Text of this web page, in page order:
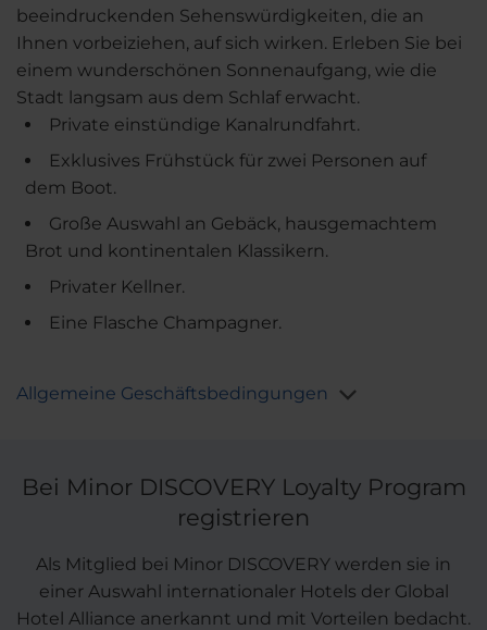
beeindruckenden Sehenswürdigkeiten, die an
Ihnen vorbeiziehen, auf sich wirken. Erleben Sie bei
einem wunderschönen Sonnenaufgang, wie die
Stadt langsam aus dem Schlaf erwacht.
Private einstündige Kanalrundfahrt.
Exklusives Frühstück für zwei Personen auf
dem Boot.
Große Auswahl an Gebäck, hausgemachtem
Brot und kontinentalen Klassikern.
Privater Kellner.
Eine Flasche Champagner.
Allgemeine Geschäftsbedingungen
Bei Minor DISCOVERY Loyalty Program
registrieren
Als Mitglied bei Minor DISCOVERY werden sie in
einer Auswahl internationaler Hotels der Global
Hotel Alliance anerkannt und mit Vorteilen bedacht.